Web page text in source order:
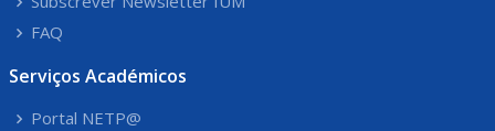
FAQ
Serviços Académicos
Portal NETP@